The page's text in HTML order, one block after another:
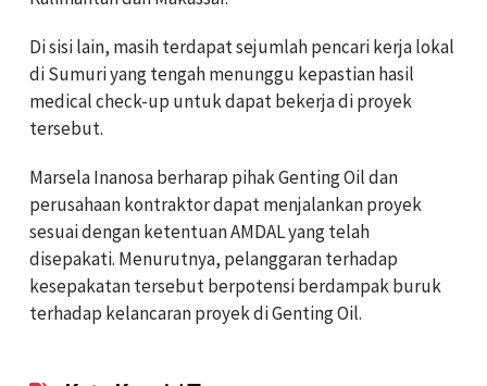
Di sisi lain, masih terdapat sejumlah pencari kerja lokal
di Sumuri yang tengah menunggu kepastian hasil
medical check-up untuk dapat bekerja di proyek
tersebut.
Marsela Inanosa berharap pihak Genting Oil dan
perusahaan kontraktor dapat menjalankan proyek
sesuai dengan ketentuan AMDAL yang telah
disepakati. Menurutnya, pelanggaran terhadap
kesepakatan tersebut berpotensi berdampak buruk
terhadap kelancaran proyek di Genting Oil.